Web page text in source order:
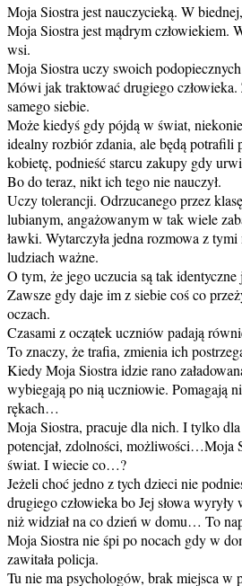
Moja Siostra jest nauczycieką. W
Moja Siostra jest mądrym człowiekiem.
wsi.
Moja Siostra uczy swoich
Mówi jak traktować drugiego człowieka.
samego siebie.
Może kiedyś gdy pójdą w świat,
idealny rozbiór zdania, ale będą potrafili
kobietę, podnieść starcu zakupy gdy
Bo do teraz, nikt ich tego nie nauczył.
Uczy tolerancji. Odrzucanego przez
lubianym, angażowanym w tak wiele
ławki. Wytarczyła jedna rozmowa z
ludziach ważne.
O tym, że jego uczucia są tak
Zawsze gdy daje im z siebie coś co
oczach.
Czasami z oczątek uczniów padają
To znaczy, że trafia, zmienia ich
Kiedy Moja Siostra idzie rano
wybiegają po nią uczniowie. Pomagają
rękach…
Moja Siostra, pracuje dla nich. I tylko
potencjał, zdolności, możliwości…Moja
świat. I wiecie co…?
Jeżeli choć jedno z tych dzieci nie
drugiego człowieka bo Jej słowa
niż widział na co dzień w domu… To
Moja Siostra nie śpi po nocach gdy w
zawitała policja.
Tu nie ma psychologów, brak miejsca w